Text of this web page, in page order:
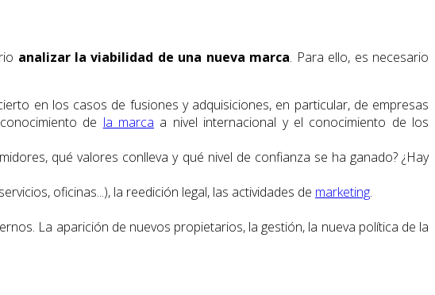
analizar la viabilidad de una nueva marca. Para ello, es necesario
en los casos de fusiones y adquisiciones, en particular, de empresas
de la marca a nivel internacional y el conocimiento de los
qué valores conlleva y qué nivel de confianza se ha ganado? ¿Hay
oficinas...), la reedición legal, las actividades de marketing.
La aparición de nuevos propietarios, la gestión, la nueva política de la